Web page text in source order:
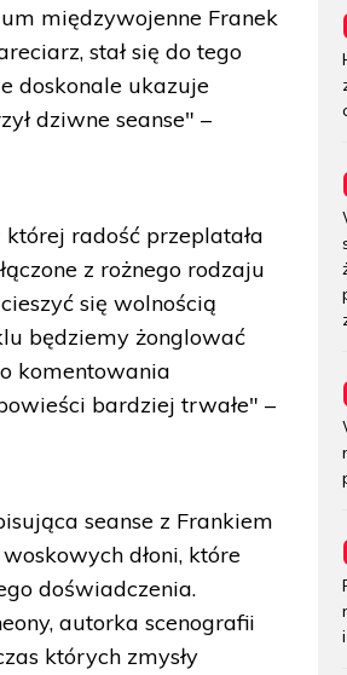
międzywojenne Franek
stał się do tego
doskonale ukazuje
dziwne seanse" –
radość przeplatała
z rożnego rodzaju
się wolnością
będziemy żonglować
komentowania
bardziej trwałe" –
seanse z Frankiem
dłoni, które
doświadczenia.
autorka scenografii
których zmysły